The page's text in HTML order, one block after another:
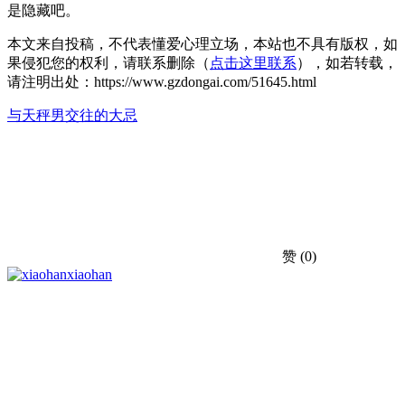
是隐藏吧。
本文来自投稿，不代表懂爱心理立场，本站也不具有版权，如
果侵犯您的权利，请联系删除（ 点击这里联系），如若转载，
请注明出处：https://www.gzdongai.com/51645.html
与天秤男交往的大忌
赞 (0)
xiaohan